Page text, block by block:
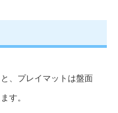
、プレイマットは盤面
す。